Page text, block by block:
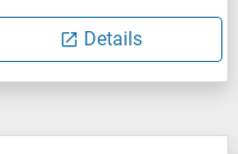
Details